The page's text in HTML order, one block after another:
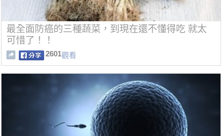
最全面防癌的三種蔬菜，到現在還不懂得吃 就太
可惜了！！
2601觀看